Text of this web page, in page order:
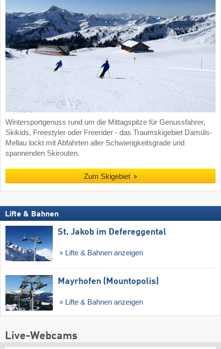
Wintersportgenuss rund um die Mittagspitze für Genussfahrer,
Skikids, Freestyler oder Freerider - das Traumskigebiet Damüls-
Mellau lockt mit Abfahrten aller Schwierigkeitsgrade und
spannenden Skirouten.
Zum Skigebiet
Lifte & Bahnen
St. Jakob im Defereggental
Lifte & Bahnen anzeigen
Mayrhofen (Mountopolis)
Lifte & Bahnen anzeigen
Live-Webcams